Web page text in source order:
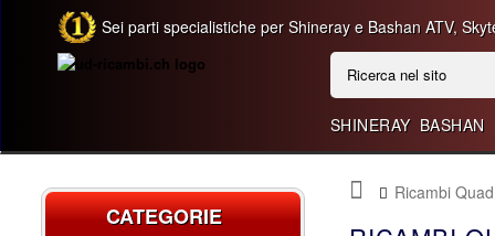
Sei parti specialistiche per Shineray e Bashan ATV,
SHINERAY BASHAN
CATEGORIE
Ricambi